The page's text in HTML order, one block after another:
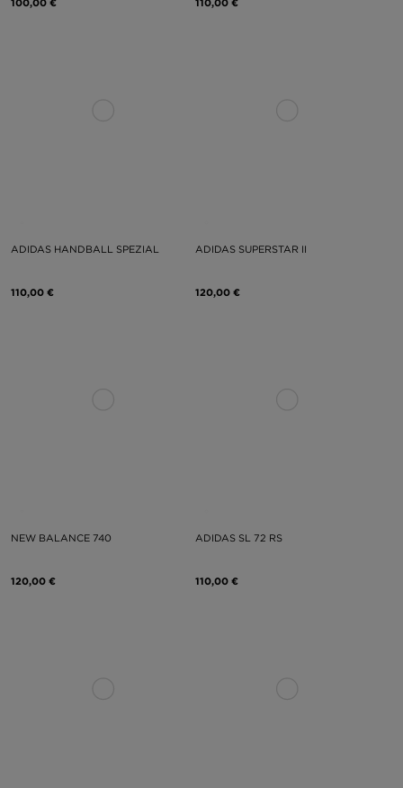
100,00 € 110,00 €
ADIDAS HANDBALL SPEZIAL
110,00 €
ADIDAS SUPERSTAR II
120,00 €
NEW BALANCE 740
120,00 €
ADIDAS SL 72 RS
110,00 €